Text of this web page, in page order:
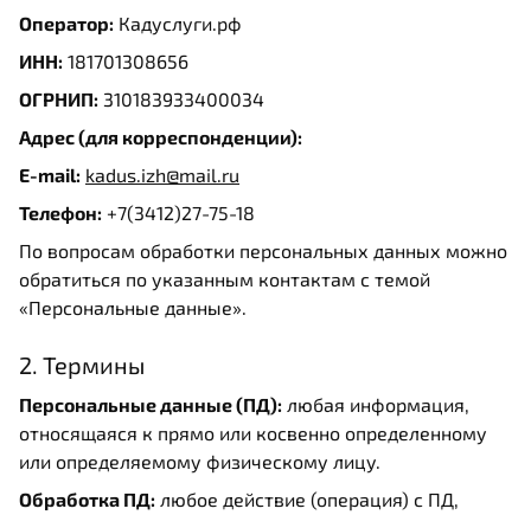
Оператор: Кадуслуги.рф
ИНН: 181701308656
ОГРНИП: 310183933400034
Адрес (для корреспонденции):
E-mail: kadus.izh@mail.ru
Телефон: +7(3412)27-75-18
По вопросам обработки персональных данных можно
обратиться по указанным контактам с темой
«Персональные данные».
2. Термины
Персональные данные (ПД): любая информация,
относящаяся к прямо или косвенно определенному
или определяемому физическому лицу.
Обработка ПД: любое действие (операция) с ПД,